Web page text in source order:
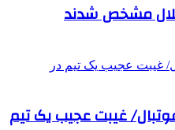
مشخص شدند
غیبت عجیب یک تیم